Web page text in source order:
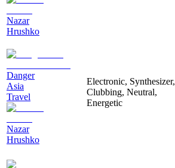
Nazar
Hrushko
Danger
Asia
Travel
Nazar
Hrushko
Electronic, Synthesizer,
Clubbing, Neutral,
Energetic